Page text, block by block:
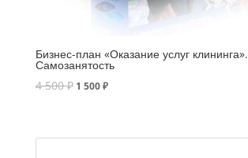
Бизнес-план «Оказание услуг клининга».
Самозанятость
4 500₽ 1 500₽